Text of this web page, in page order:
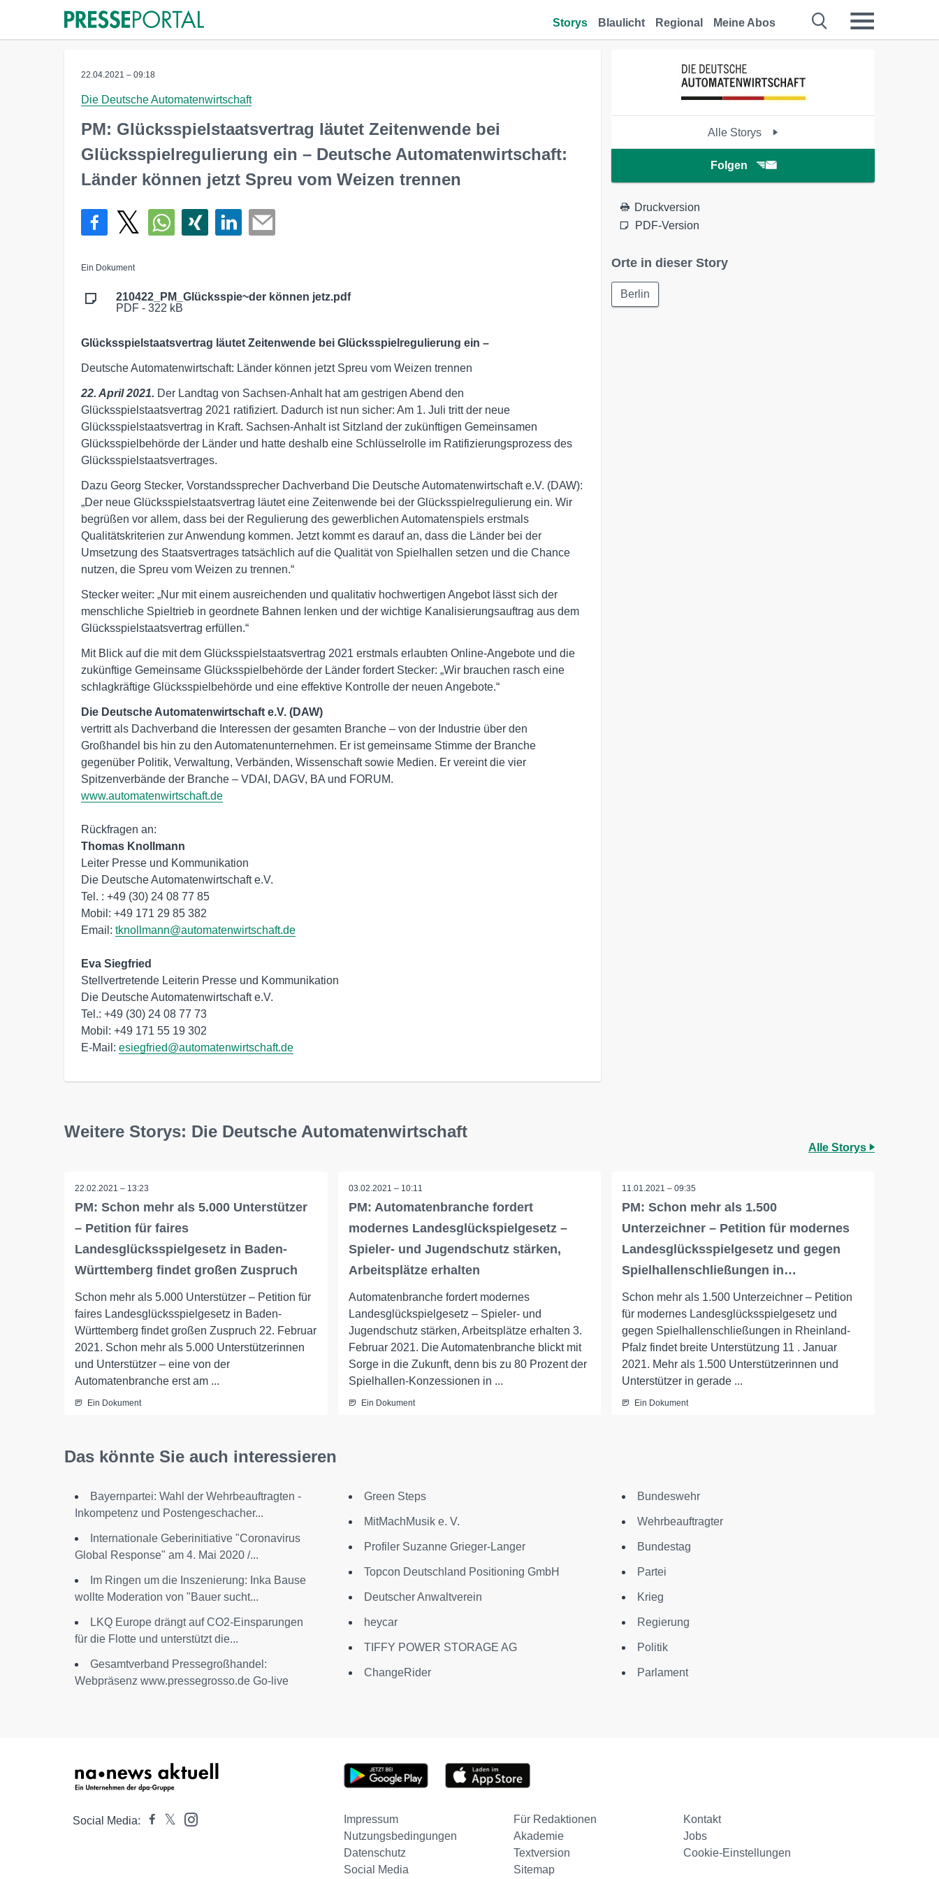
Storys Blaulicht Regional Meine Abos
22.04.2021 – 09:18
Die Deutsche Automatenwirtschaft
PM: Glücksspielstaatsvertrag läutet Zeitenwende bei
Glücksspielregulierung ein – Deutsche Automatenwirtschaft:
Länder können jetzt Spreu vom Weizen trennen
Ein Dokument
210422_PM_Glücksspie~der können jetz.pdf
PDF - 322 kB
Glücksspielstaatsvertrag läutet Zeitenwende bei Glücksspielregulierung ein –
Deutsche Automatenwirtschaft: Länder können jetzt Spreu vom Weizen trennen
22. April 2021. Der Landtag von Sachsen-Anhalt hat am gestrigen Abend den
Glücksspielstaatsvertrag 2021 ratifiziert. Dadurch ist nun sicher: Am 1. Juli tritt der neue
Glücksspielstaatsvertrag in Kraft. Sachsen-Anhalt ist Sitzland der zukünftigen Gemeinsamen
Glücksspielbehörde der Länder und hatte deshalb eine Schlüsselrolle im Ratifizierungsprozess des
Glücksspielstaatsvertrages.
Dazu Georg Stecker, Vorstandssprecher Dachverband Die Deutsche Automatenwirtschaft e.V. (DAW):
„Der neue Glücksspielstaatsvertrag läutet eine Zeitenwende bei der Glücksspielregulierung ein. Wir
begrüßen vor allem, dass bei der Regulierung des gewerblichen Automatenspiels erstmals
Qualitätskriterien zur Anwendung kommen. Jetzt kommt es darauf an, dass die Länder bei der
Umsetzung des Staatsvertrages tatsächlich auf die Qualität von Spielhallen setzen und die Chance
nutzen, die Spreu vom Weizen zu trennen.“
Stecker weiter: „Nur mit einem ausreichenden und qualitativ hochwertigen Angebot lässt sich der
menschliche Spieltrieb in geordnete Bahnen lenken und der wichtige Kanalisierungsauftrag aus dem
Glücksspielstaatsvertrag erfüllen.“
Mit Blick auf die mit dem Glücksspielstaatsvertrag 2021 erstmals erlaubten Online-Angebote und die
zukünftige Gemeinsame Glücksspielbehörde der Länder fordert Stecker: „Wir brauchen rasch eine
schlagkräftige Glücksspielbehörde und eine effektive Kontrolle der neuen Angebote.“
Die Deutsche Automatenwirtschaft e.V. (DAW)
vertritt als Dachverband die Interessen der gesamten Branche – von der Industrie über den
Großhandel bis hin zu den Automatenunternehmen. Er ist gemeinsame Stimme der Branche
gegenüber Politik, Verwaltung, Verbänden, Wissenschaft sowie Medien. Er vereint die vier
www.automatenwirtschaft.de
Thomas Knollmann
Leiter Presse und Kommunikation
Die Deutsche Automatenwirtschaft e.V.
Tel. : +49 (30) 24 08 77 85
Mobil: +49 171 29 85 382
Email: tknollmann@automatenwirtschaft.de
Eva Siegfried
Stellvertretende Leiterin Presse und Kommunikation
Die Deutsche Automatenwirtschaft e.V.
Tel.: +49 (30) 24 08 77 73
Mobil: +49 171 55 19 302
E-Mail: esiegfried@automatenwirtschaft.de
Alle Storys
Folgen
Druckversion
PDF-Version
Orte in dieser Story
Berlin
Weitere Storys: Die Deutsche Automatenwirtschaft
Alle Storys
22.02.2021 – 13:23
PM: Schon mehr als 5.000 Unterstützer
– Petition für faires
Landesglücksspielgesetz in Baden-
Württemberg findet großen Zuspruch
Schon mehr als 5.000 Unterstützer – Petition für
faires Landesglücksspielgesetz in Baden-
Württemberg findet großen Zuspruch 22. Februar
2021. Schon mehr als 5.000 Unterstützerinnen
und Unterstützer – eine von der
Automatenbranche erst am ...
Ein Dokument
03.02.2021 – 10:11
PM: Automatenbranche fordert
modernes Landesglückspielgesetz –
Spieler- und Jugendschutz stärken,
Arbeitsplätze erhalten
Automatenbranche fordert modernes
Landesglückspielgesetz – Spieler- und
Jugendschutz stärken, Arbeitsplätze erhalten 3.
Februar 2021. Die Automatenbranche blickt mit
Sorge in die Zukunft, denn bis zu 80 Prozent der
Spielhallen-Konzessionen in ...
Ein Dokument
11.01.2021 – 09:35
PM: Schon mehr als 1.500
Unterzeichner – Petition für modernes
Landesglücksspielgesetz und gegen
Spielhallenschließungen in…
Schon mehr als 1.500 Unterzeichner – Petition
für modernes Landesglücksspielgesetz und
gegen Spielhallenschließungen in Rheinland-
Pfalz findet breite Unterstützung 11 . Januar
2021. Mehr als 1.500 Unterstützerinnen und
Unterstützer in gerade ...
Ein Dokument
Das könnte Sie auch interessieren
Bayernpartei: Wahl der Wehrbeauftragten -
Inkompetenz und Postengeschacher...
Internationale Geberinitiative "Coronavirus
Global Response" am 4. Mai 2020 /...
Im Ringen um die Inszenierung: Inka Bause
wollte Moderation von "Bauer sucht...
LKQ Europe drängt auf CO2-Einsparungen
für die Flotte und unterstützt die...
Gesamtverband Pressegroßhandel:
Webpräsenz www.pressegrosso.de Go-live
Green Steps
MitMachMusik e. V.
Profiler Suzanne Grieger-Langer
Topcon Deutschland Positioning GmbH
Deutscher Anwaltverein
heycar
TIFFY POWER STORAGE AG
ChangeRider
Bundeswehr
Wehrbeauftragter
Bundestag
Partei
Krieg
Regierung
Politik
Parlament
Social Media: Impressum Für Redaktionen
Kontakt
Nutzungsbedingungen
Akademie
Jobs
Datenschutz
Textversion
Cookie-Einstellungen
Social Media
Sitemap